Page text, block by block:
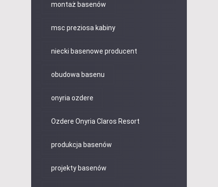
montaż basenów
msc preziosa kabiny
niecki basenowe producent
obudowa basenu
onyria ozdere
Ozdere Onyria Claros Resort
produkcja basenów
projekty basenów